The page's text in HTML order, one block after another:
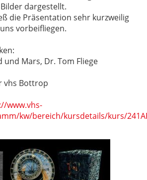
dargestellt.
die Präsentation sehr kurzweilig
vorbeifliegen.
und Mars, Dr. Tom Fliege
vhs Bottrop
www.vhs-
kw/bereich/kursdetails/kurs/